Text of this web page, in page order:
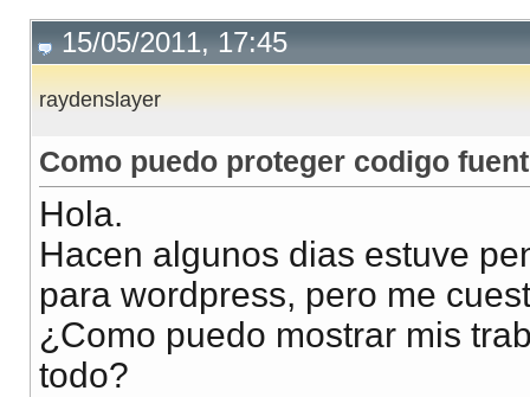
15/05/2011, 17:45
raydenslayer
Como puedo proteger codigo
Hola.
Hacen algunos dias estuve
para wordpress, pero me
¿Como puedo mostrar mis
todo?